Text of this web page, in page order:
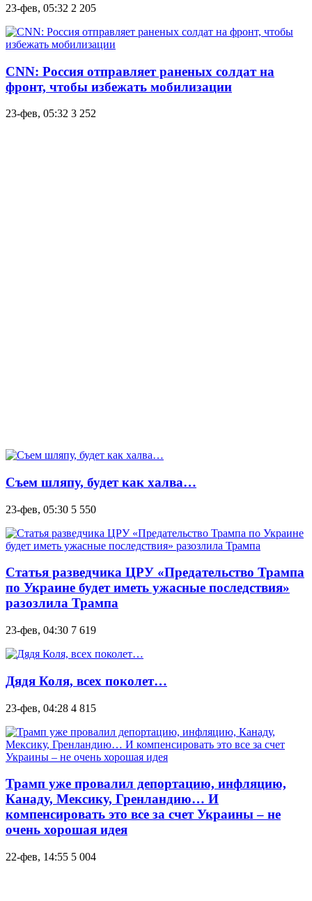
23-фев, 05:32 2 205
CNN: Россия отправляет раненых солдат на
фронт, чтобы избежать мобилизации
23-фев, 05:32 3 252
Съем шляпу, будет как халва…
23-фев, 05:30 5 550
Статья разведчика ЦРУ «Предательство Трампа
по Украине будет иметь ужасные последствия»
разозлила Трампа
23-фев, 04:30 7 619
Дядя Коля, всех поколет…
23-фев, 04:28 4 815
Трамп уже провалил депортацию, инфляцию,
Канаду, Мексику, Гренландию… И
компенсировать это все за счет Украины – не
очень хорошая идея
22-фев, 14:55 5 004